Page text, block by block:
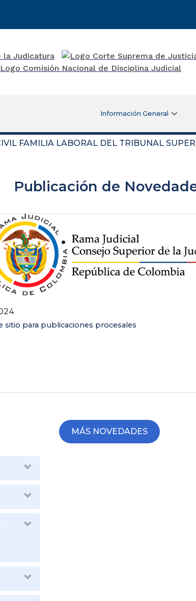
Información General
FAMILIA LABORAL DEL TRIBUNAL
Publicación de
sitio para publicaciones procesales
MÁS NOVEDADES